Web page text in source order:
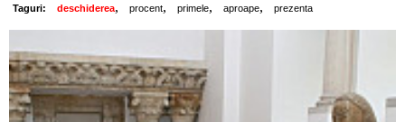
Taguri: deschiderea, procent, primele, aproape, prezenta